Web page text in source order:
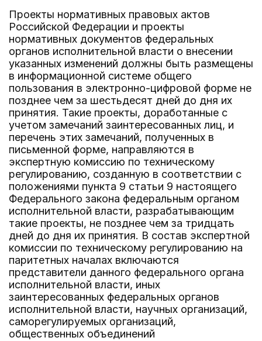
Проекты нормативных правовых актов
Российской Федерации и проекты
нормативных документов федеральных
органов исполнительной власти о внесении
указанных изменений должны быть размещены
в информационной системе общего
пользования в электронно-цифровой форме не
позднее чем за шестьдесят дней до дня их
принятия. Такие проекты, доработанные с
учетом замечаний заинтересованных лиц, и
перечень этих замечаний, полученных в
письменной форме, направляются в
экспертную комиссию по техническому
регулированию, созданную в соответствии с
положениями пункта 9 статьи 9 настоящего
Федерального закона федеральным органом
исполнительной власти, разрабатывающим
такие проекты, не позднее чем за тридцать
дней до дня их принятия. В состав экспертной
комиссии по техническому регулированию на
паритетных началах включаются
представители данного федерального органа
исполнительной власти, иных
заинтересованных федеральных органов
исполнительной власти, научных организаций,
саморегулируемых организаций,
общественных объединений